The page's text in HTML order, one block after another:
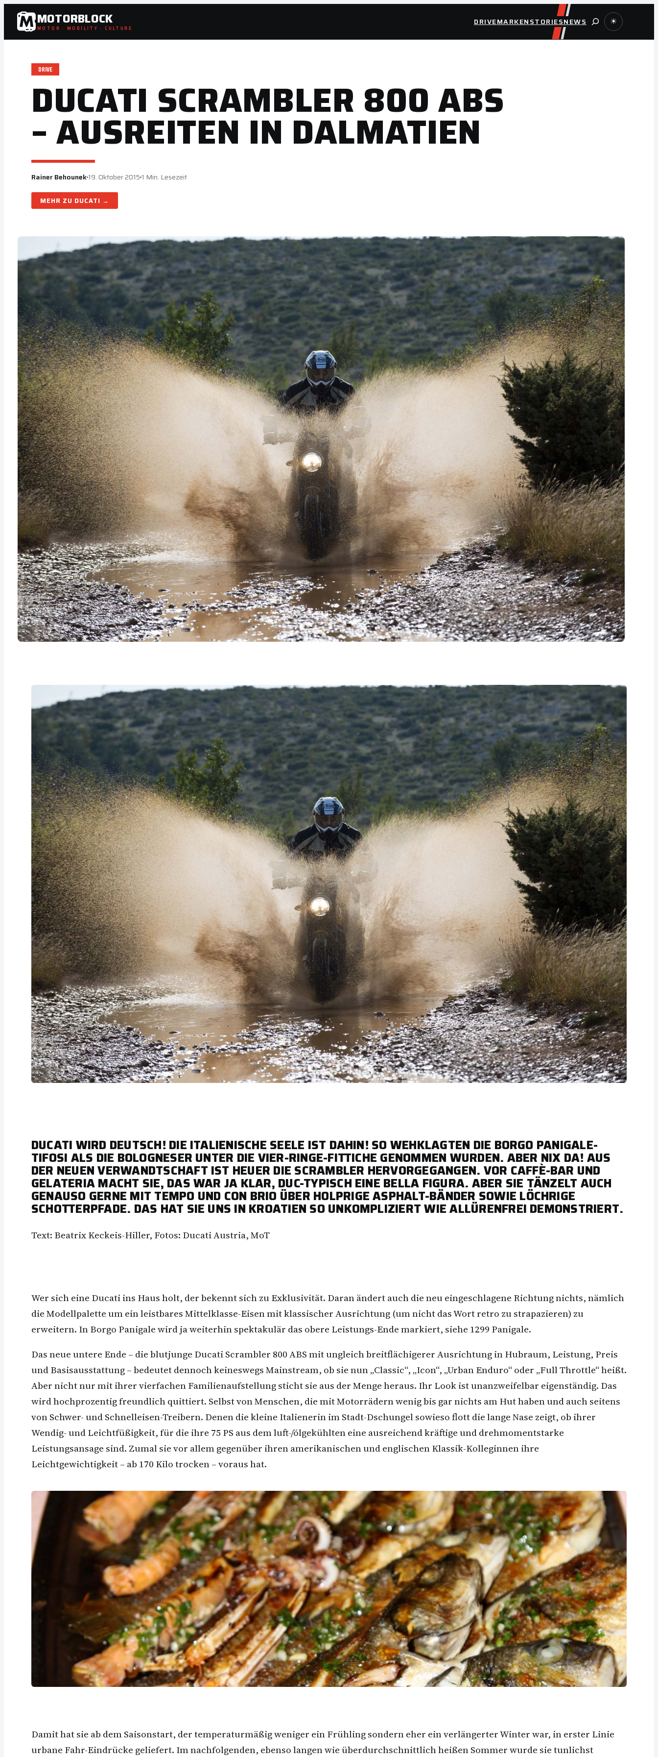
Zum
Inhalt
springen
MOTORBLOCK
MOTOR · MOBILITY · CULTURE
DRIVEMARKENSTORIESNEWSSuche ☀
DRIVE
DUCATI SCRAMBLER 800 ABS
– AUSREITEN IN DALMATIEN
Rainer Behounek19. Oktober 2015 1 Min. Lesezeit
DUCATI
DUCATI WIRD DEUTSCH! DIE ITALIENISCHE SEELE IST DAHIN! SO WEHKLAGTEN DIE BORGO PANIGALE-
TIFOSI ALS DIE BOLOGNESER UNTER DIE VIER-RINGE-FITTICHE GENOMMEN WURDEN. ABER NIX DA! AUS
DER NEUEN VERWANDTSCHAFT IST HEUER DIE SCRAMBLER HERVORGEGANGEN. VOR CAFFÈ-BAR UND
GELATERIA MACHT SIE, DAS WAR JA KLAR, DUC-TYPISCH EINE BELLA FIGURA. ABER SIE TÄNZELT AUCH
GENAUSO GERNE MIT TEMPO UND CON BRIO ÜBER HOLPRIGE ASPHALT-BÄNDER SOWIE LÖCHRIGE
SCHOTTERPFADE. DAS HAT SIE UNS IN KROATIEN SO UNKOMPLIZIERT WIE ALLÜRENFREI DEMONSTRIERT.
Text: Beatrix Keckeis-Hiller, Fotos: Ducati Austria, MoT
Wer sich eine Ducati ins Haus holt, der bekennt sich zu Exklusivität. Daran ändert auch die neu eingeschlagene Richtung nichts, nämlich
die Modellpalette um ein leistbares Mittelklasse-Eisen mit klassischer Ausrichtung (um nicht das Wort retro zu strapazieren) zu
erweitern. In Borgo Panigale wird ja weiterhin spektakulär das obere Leistungs-Ende markiert, siehe 1299 Panigale.
Das neue untere Ende – die blutjunge Ducati Scrambler 800 ABS mit ungleich breitflächigerer Ausrichtung in Hubraum, Leistung, Preis
und Basisausstattung – bedeutet dennoch keineswegs Mainstream, ob sie nun „Classic“, „Icon“, „Urban Enduro“ oder „Full Throttle“ heißt.
Aber nicht nur mit ihrer vierfachen Familienaufstellung sticht sie aus der Menge heraus. Ihr Look ist unanzweifelbar eigenständig. Das
wird hochprozentig freundlich quittiert. Selbst von Menschen, die mit Motorrädern wenig bis gar nichts am Hut haben und auch seitens
von Schwer- und Schnelleisen-Treibern. Denen die kleine Italienerin im Stadt-Dschungel sowieso flott die lange Nase zeigt, ob ihrer
Wendig- und Leichtfüßigkeit, für die ihre 75 PS aus dem luft-/ölgekühlten eine ausreichend kräftige und drehmomentstarke
Leistungsansage sind. Zumal sie vor allem gegenüber ihren amerikanischen und englischen Klassik-Kolleginnen ihre
Leichtgewichtigkeit – ab 170 Kilo trocken – voraus hat.
Damit hat sie ab dem Saisonstart, der temperaturmäßig weniger ein Frühling sondern eher ein verlängerter Winter war, in erster Linie
urbane Fahr-Eindrücke geliefert. Im nachfolgenden, ebenso langen wie überdurchschnittlich heißen Sommer wurde sie tunlichst